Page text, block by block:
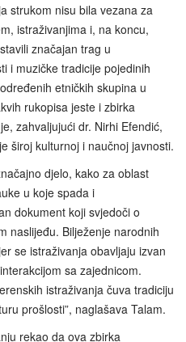
strukom nisu bila vezana za
istraživanjima i, na koncu,
značajan trag u
i muzičke tradicije pojedinih
etničkih skupina u
rukopisa jeste i zbirka
zahvaljujući dr. Nirhi Efendić,
široj kulturnoj i naučnoj javnosti.
djelo, kako za oblast
u koje spada i
dokument koji svjedoči o
naslijeđu. Bilježenje narodnih
se istraživanja obavljaju izvan
sa zajednicom.
istraživanja čuva tradiciju
prošlosti”, naglašava Talam.
rekao da ova zbirka